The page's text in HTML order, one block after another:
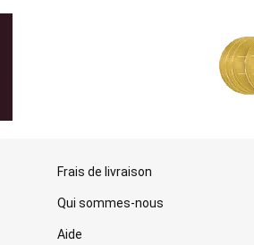
Frais de livraison
Qui sommes-nous
Aide